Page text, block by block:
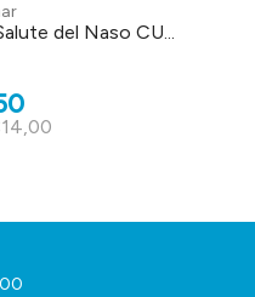
del Naso CU...